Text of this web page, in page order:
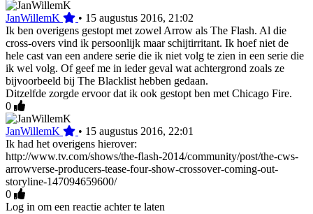
JanWillemK • 15 augustus 2016, 21:02
Ik ben overigens gestopt met zowel Arrow als The Flash. Al die
cross-overs vind ik persoonlijk maar schijtirritant. Ik hoef niet de
hele cast van een andere serie die ik niet volg te zien in een serie die
ik wel volg. Of geef me in ieder geval wat achtergrond zoals ze
bijvoorbeeld bij The Blacklist hebben gedaan.
Ditzelfde zorgde ervoor dat ik ook gestopt ben met Chicago Fire.
0
JanWillemK • 15 augustus 2016, 22:01
Ik had het overigens hierover:
http://www.tv.com/shows/the-flash-2014/community/post/the-cws-
arrowverse-producers-tease-four-show-crossover-coming-out-
storyline-147094659600/
0
Log in om een reactie achter te laten